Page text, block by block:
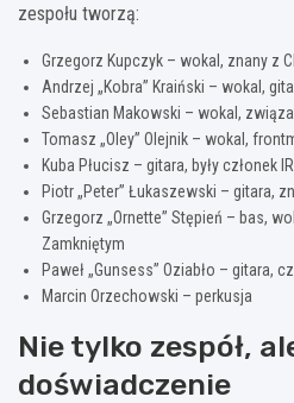
zespołu tworzą:
Grzegorz Kupczyk – wokal, znany z
Andrzej „Kobra” Kraiński – wokal,
Sebastian Makowski – wokal,
Tomasz „Oley” Olejnik – wokal,
Kuba Płucisz – gitara, były członek
Piotr „Peter” Łukaszewski – gitara,
Grzegorz „Ornette” Stępień – bas,
Zamkniętym
Paweł „Gunsess” Oziabło – gitara,
Marcin Orzechowski – perkusja
Nie tylko zespół,
doświadczenie